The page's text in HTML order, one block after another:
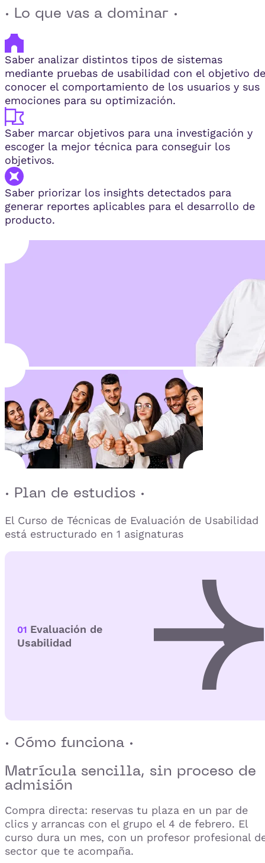
· Lo que vas a dominar ·
Saber analizar distintos tipos de sistemas
mediante pruebas de usabilidad con el objetivo de
conocer el comportamiento de los usuarios y sus
emociones para su optimización.
Saber marcar objetivos para una investigación y
escoger la mejor técnica para conseguir los
objetivos.
Saber priorizar los insights detectados para
generar reportes aplicables para el desarrollo de
producto.
· Plan de estudios ·
El Curso de Técnicas de Evaluación de Usabilidad
está estructurado en 1 asignaturas
01 Evaluación de
Usabilidad
· Cómo funciona ·
Matrícula sencilla, sin proceso de
admisión
Compra directa: reservas tu plaza en un par de
clics y arrancas con el grupo el 4 de febrero. El
curso dura un mes, con un profesor profesional
sector que te acompaña.